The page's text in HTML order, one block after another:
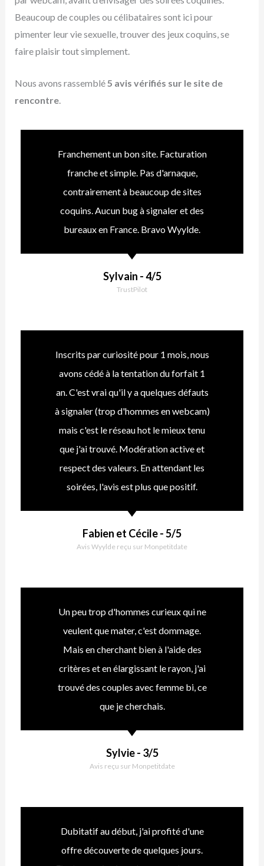
Beaucoup de couples ou célibataires sont ici pour
pimenter leur vie sexuelle, trouver des jeux coquins, se
faire plaisir tout simplement.
Nous avons rassemblé5 avis vérifiés sur le site de
rencontre.
Franchement un bon site. Facturation
franche et simple. Pas d'arnaque,
contrairement à beaucoup de sites
coquins. Aucun bug à signaler et des
bureaux en France. Bravo Wyylde.
Sylvain - 4/5
TrustPilot
Inscrits par curiosité pour 1 mois, nous
avons cédé à la tentation du forfait 1
an. C'est vrai qu'il y a quelques défauts
à signaler (trop d'hommes en webcam)
mais c'est le réseau hot le mieux tenu
que j'ai trouvé. Modération active et
respect des valeurs. En attendant les
soirées, l'avis est plus que positif.
Fabien et Cécile - 5/5
Avis Wyylde reçu sur Monpetitdate
Un peu trop d'hommes curieux qui ne
veulent que mater, c'est dommage.
Mais en cherchant bien à l'aide des
critères et en élargissant le rayon, j'ai
trouvé des couples avec femme bi, ce
que je cherchais.
Sylvie - 3/5
Avis reçu sur Monpetitdate
Dubitatif au début, j'ai profité d'une
offre découverte de quelques jours.